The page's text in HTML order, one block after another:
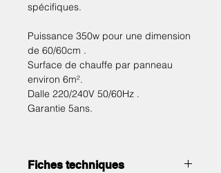
spécifiques.
Puissance 350w pour une dimension
de 60/60cm .
Surface de chauffe par panneau
environ 6m².
Dalle 220/240V 50/60Hz .
Garantie 5ans.
Fiches techniques